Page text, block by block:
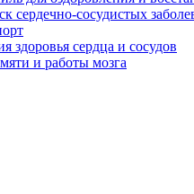
сердечно-сосудистых
здоровья сердца и сосудов
и работы мозга